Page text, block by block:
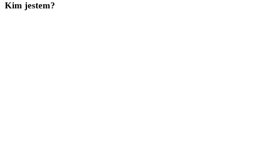
Kim jestem?